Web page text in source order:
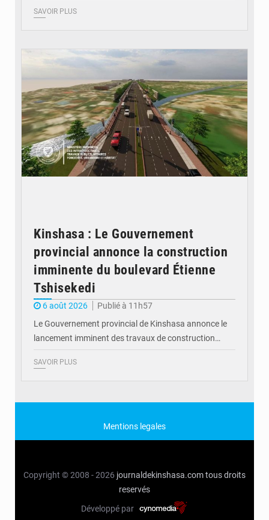
SAVOIR PLUS
Kinshasa : Le Gouvernement
provincial annonce la construction
imminente du boulevard Étienne
Tshisekedi
6 août 2026
Publié à 11h57
Le Gouvernement provincial de Kinshasa annonce le
lancement imminent des travaux de construction…
SAVOIR PLUS
Mentions legales
Copyright © 2008 - 2026 journaldekinshasa.comtous droits
reservés
Développé par